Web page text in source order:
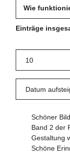
Wie
Einträge
Schöner
Band 2 der
Gestaltung
Schöne